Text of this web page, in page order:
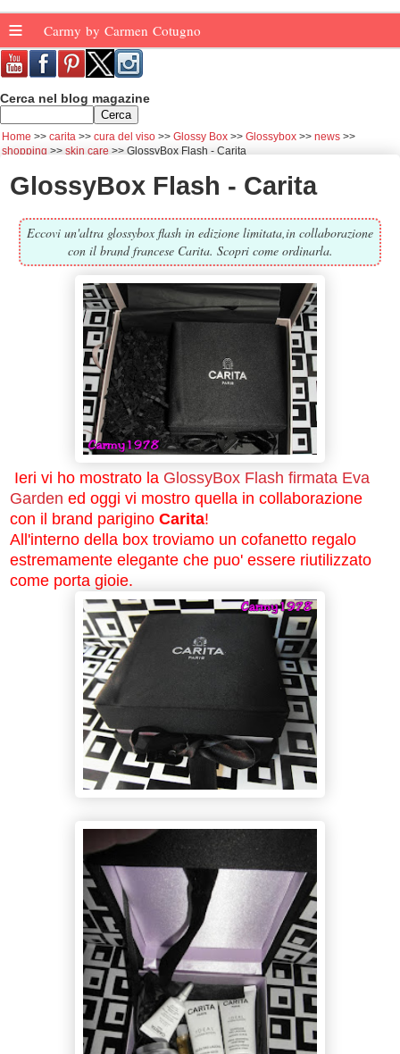
≡ Carmy by Carmen Cotugno
Cerca nel blog magazine
Home carita cura del viso Glossy Box Glossybox
news
shopping
skin care GlossyBox Flash - Carita
GlossyBox Flash - Carita
Eccovi un'altra glossybox flash in edizione limitata,in collaborazione
con il brand francese Carita. Scopri come ordinarla.
Ieri vi ho mostrato la GlossyBox Flash firmata Eva
Garden ed oggi vi mostro quella in collaborazione
con il brand parigino Carita!
All'interno della box troviamo un cofanetto regalo
estremamente elegante che puo' essere riutilizzato
come porta gioie.